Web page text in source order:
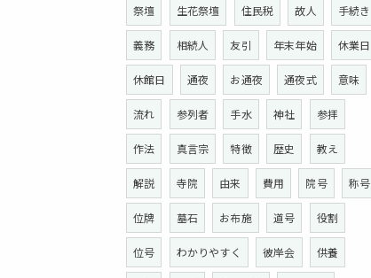
祭壇 生花祭壇 住民税 故人 手続き
義務 相続人 友引 年末年始 休業日
休館日 通夜 お通夜 通夜式 意味
流れ 参列者 手水 神社 参拝
作法 真言宗 特徴 歴史 教え
解説 寺院 由来 費用 院号 称号
位牌 墓石 お布施 道号 役割
位号 わかりやすく 彼岸会 供養